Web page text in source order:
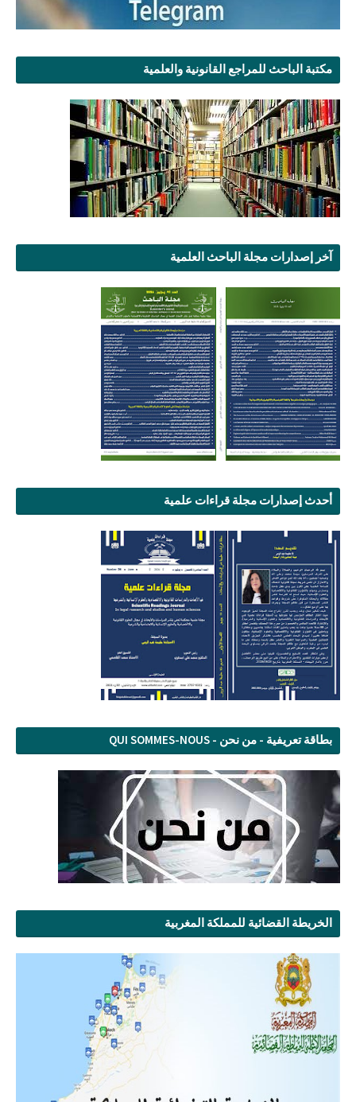
مكتبة الباحث للمراجع القانونية والعلمية
آخر إصدارات مجلة الباحث العلمية
أحدث إصدارات مجلة قراءات علمية
بطاقة تعريفية - من نحن - QUI SOMMES-NOUS
الخريطة القضائية للمملكة المغربية